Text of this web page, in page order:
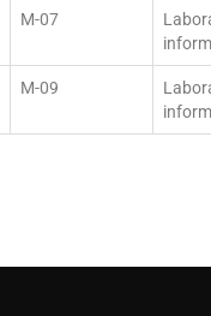
M-07
M-09